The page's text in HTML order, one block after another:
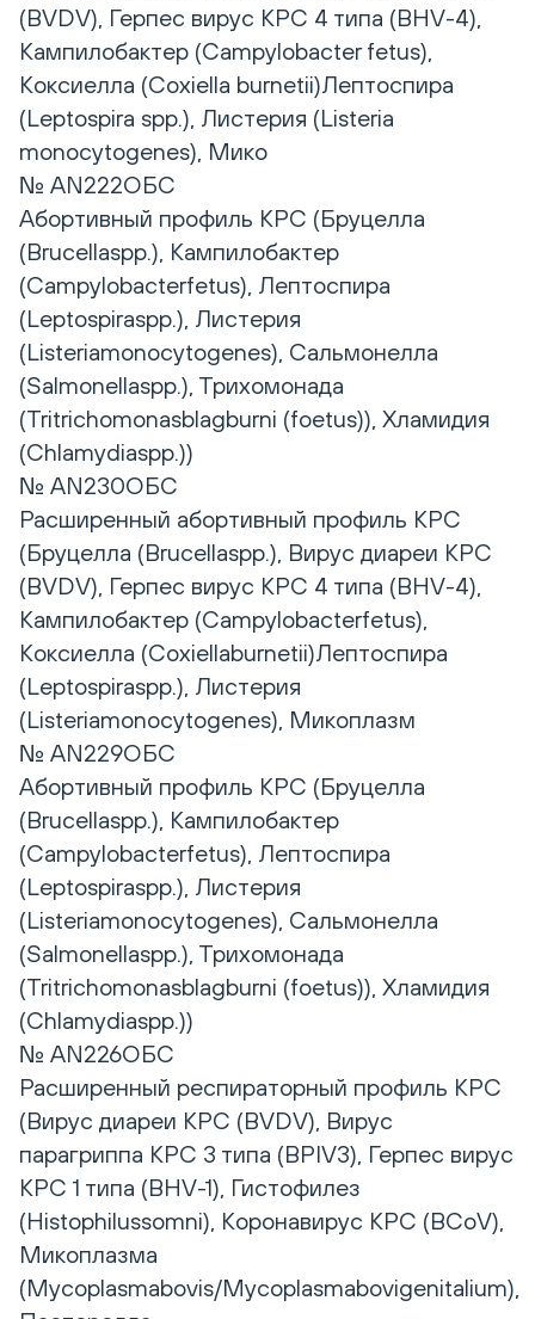
(BVDV), Герпес вирус КРС 4 типа (BHV-4),
Кампилобактер (Campylobacter fetus),
Коксиелла (Coxiella burnetii)Лептоспира
(Leptospira spp.), Листерия (Listeria
monocytogenes), Мико
№ AN222ОБС
Абортивный профиль КРС (Бруцелла
(Brucellaspp.), Кампилобактер
(Campylobacterfetus), Лептоспира
(Leptospiraspp.), Листерия
(Listeriamonocytogenes), Сальмонелла
(Salmonellaspp.), Трихомонада
(Tritrichomonasblagburni (foetus)), Хламидия
(Chlamydiaspp.))
№ AN230ОБС
Расширенный абортивный профиль КРС
(Бруцелла (Brucellaspp.), Вирус диареи КРС
(BVDV), Герпес вирус КРС 4 типа (BHV-4),
Кампилобактер (Campylobacterfetus),
Коксиелла (Coxiellaburnetii)Лептоспира
(Leptospiraspp.), Листерия
(Listeriamonocytogenes), Микоплазм
№ AN229ОБС
Абортивный профиль КРС (Бруцелла
(Brucellaspp.), Кампилобактер
(Campylobacterfetus), Лептоспира
(Leptospiraspp.), Листерия
(Listeriamonocytogenes), Сальмонелла
(Salmonellaspp.), Трихомонада
(Tritrichomonasblagburni (foetus)), Хламидия
(Chlamydiaspp.))
№ AN226ОБС
Расширенный респираторный профиль КРС
(Вирус диареи КРС (BVDV), Вирус
парагриппа КРС 3 типа (BPIV3), Герпес вирус
КРС 1 типа (BHV-1), Гистофилез
(Histophilussomni), Коронавирус КРС (BCoV),
Микоплазма
(Mycoplasmabovis/Mycoplasmabovigenitalium),